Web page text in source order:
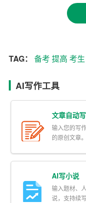
4. 逻辑推理：测试考
案。
6. 英语：包括选词填
语水平。
7. 专业知识：针对不
掌握。
二、金融业笔试题目
以下是针对各类题目
1. 时事政治与金融常
TAG： 备考 提高 考生
AI写作工具
文章自动
输入您的写
的原创文章。
AI写小说
输入题材、
说，支持续